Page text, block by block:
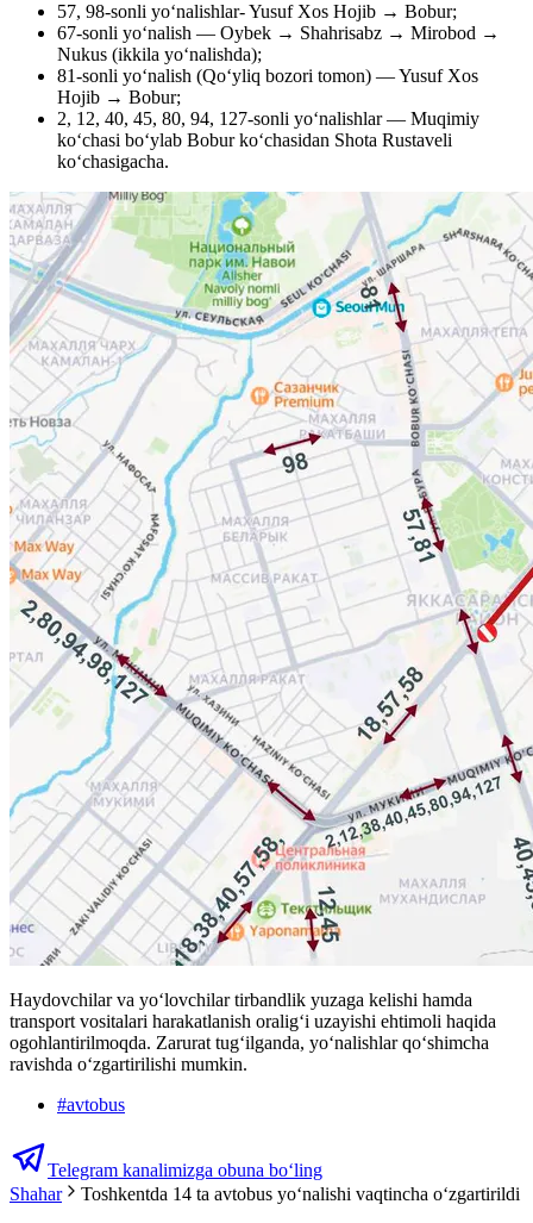
57, 98-sonli yo‘nalishlar- Yusuf Xos Hojib → Bobur;
67-sonli yo‘nalish — Oybek → Shahrisabz → Mirobod →
Nukus (ikkila yo‘nalishda);
81-sonli yo‘nalish (Qo‘yliq bozori tomon) — Yusuf Xos
Hojib → Bobur;
2, 12, 40, 45, 80, 94, 127-sonli yo‘nalishlar — Muqimiy
ko‘chasi bo‘ylab Bobur koʻchasidan Shota Rustaveli
koʻchasigacha.
Haydovchilar va yo‘lovchilar tirbandlik yuzaga kelishi hamda
transport vositalari harakatlanish oralig‘i uzayishi ehtimoli haqida
ogohlantirilmoqda. Zarurat tug‘ilganda, yo‘nalishlar qo‘shimcha
ravishda o‘zgartirilishi mumkin.
#avtobus
Telegram kanalimizga obuna bo‘ling
Shahar
Toshkentda 14 ta avtobus yoʻnalishi vaqtincha oʻzgartirildi